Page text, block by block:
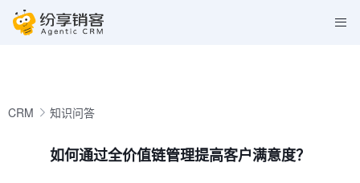
CRM 知识问答
如何通过全价值链管理提高客户满意度？